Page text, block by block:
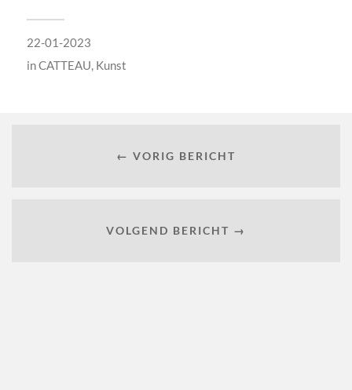
22-01-2023
inCATTEAU, Kunst
← VORIG BERICHT
VOLGEND BERICHT →